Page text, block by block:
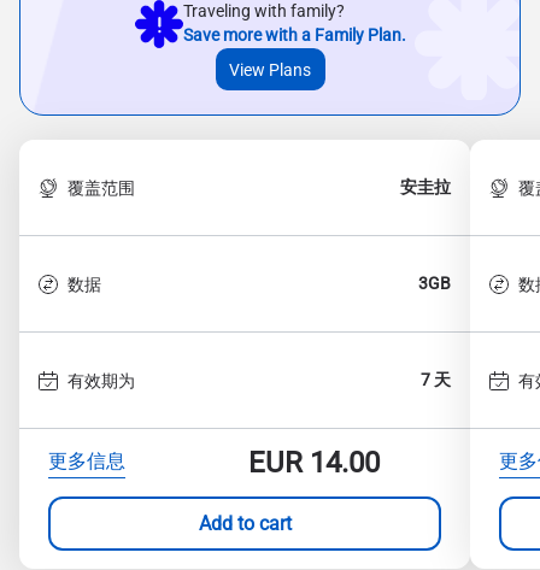
Traveling with family?
Save more with a Family Plan.
View Plans
覆盖范围 安圭拉
数据 3GB
有效期为 7 天
更多信息 EUR14.00
Add to cart
覆
数
有
更